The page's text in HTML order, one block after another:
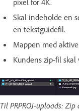
Skal indeholde en
en tekstguidefil.
Mappen med
Kundens zip-fil
Til PRPROJ-uploads: